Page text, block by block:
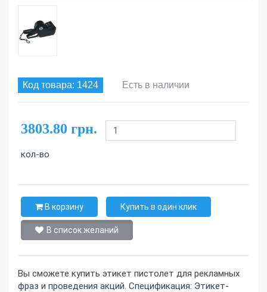
Код товара: 1424 Есть в наличии
3803.80 грн.
кол-во
В корзину Купить в один клик
В список желаний
Вы сможете купить этикет пистолет для рекламных
фраз и проведения акций. Спецификация: Этикет-